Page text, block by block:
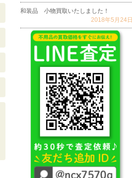
和装品 小物買取いたしました！
2018年5月24日